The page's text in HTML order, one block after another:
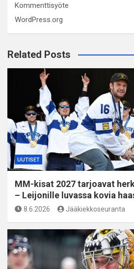
Kommenttisyöte
WordPress.org
Related Posts
UUTISET
MM-kisat 2027 tarjoavat
– Leijonille luvassa kovia
8.6.2026 Jääkiekkoseuranta